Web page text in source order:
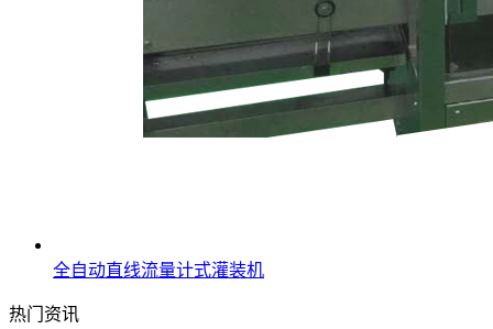
全自动直线流量计式灌装机
热门资讯